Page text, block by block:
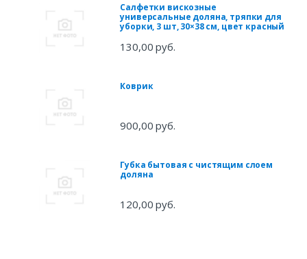
Салфетки вискозные
универсальные доляна, тряпки для
уборки, 3 шт, 30×38 см, цвет красный
130,00 руб.
Коврик
900,00 руб.
Губка бытовая с чистящим слоем
доляна
120,00 руб.